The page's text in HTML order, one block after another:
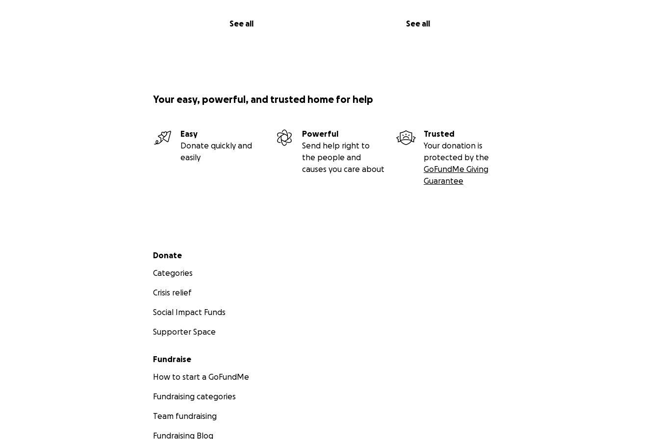
See all See all
Your easy, powerful, and trusted home for help
Easy
Donate quickly and
easily
Powerful
Send help right to
the people and
causes you care about
Trusted
Your donation is
protected by the
GoFundMe Giving
Guarantee
Secondary menu
Donate
Categories
Crisis relief
Social Impact Funds
Supporter Space
Fundraise
How to start a GoFundMe
Fundraising categories
Team fundraising
Fundraising Blog